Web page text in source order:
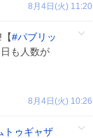
8月4日(火) 11:20
#パブリッ
も人数が
8月4日(火) 10:26
トゥギャザ